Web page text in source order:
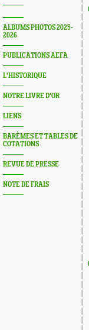
ALBUMS PHOTOS 2025-
2026
PUBLICATIONS AEFA
L'HISTORIQUE
NOTRE LIVRE D'OR
LIENS
BARÈMES ET TABLES DE
COTATIONS
REVUE DE PRESSE
NOTE DE FRAIS